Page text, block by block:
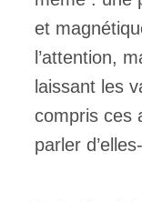
et
l’attention,
laissant les
compris ces
parler